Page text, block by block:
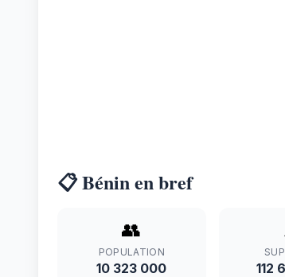
📋 Bénin en bref
👥
POPULATION
10 323 000 112